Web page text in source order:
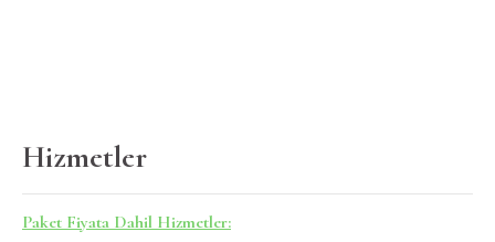
Hizmetler
Paket Fiyata Dahil Hizmetler: